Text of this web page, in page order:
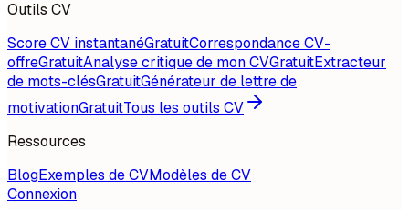
Outils CV
Score CV instantanéGratuitCorrespondance CV-
offreGratuitAnalyse critique de mon CVGratuitExtracteur
de mots-clésGratuitGénérateur de lettre de
motivationGratuitTous les outils CV
Ressources
BlogExemples de CVModèles de CV
Connexion